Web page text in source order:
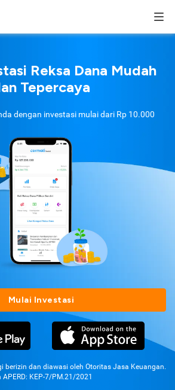
Reksa Dana Mudah
Tepercaya
dengan investasi mulai dari Rp 10.000
Mulai Investasi
berizin dan diawasi oleh Otoritas Jasa Keuangan.
APERD: KEP-7/PM.21/2021